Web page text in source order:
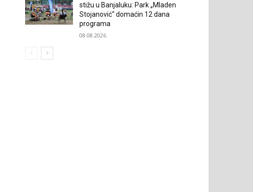
stižu u Banjaluku: Park „Mladen
Stojanović“ domaćin 12 dana
programa
08.08.2026.